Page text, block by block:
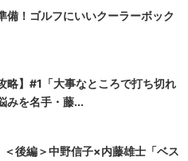
備！ゴルフにいいクーラーボック
略】#1「大事なところで打ち切れ
みを名手・藤...
＜後編＞中野信子×内藤雄士「ベス